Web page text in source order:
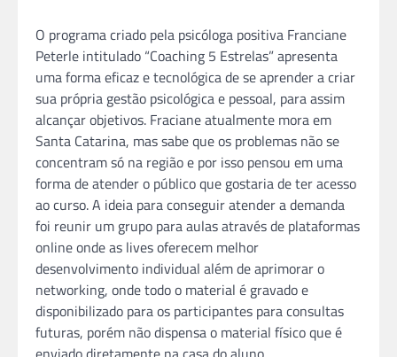
O programacriado pela psicóloga positiva Franciane
Peterle intitulado “Coaching 5 Estrelas” apresenta
uma forma eficaz e tecnológica de se aprender a criar
sua própria gestão psicológica e pessoal, para assim
alcançar objetivos. Fraciane atualmente mora em
Santa Catarina, mas sabe que os problemas nãose
concentram só na regiãoe por isso pensou em uma
forma de atendero público que gostaria de ter acesso
ao curso. A ideia para conseguir atender a demanda
foi reunir um grupo para aulas através de plataformas
online onde as lives oferecem melhor
desenvolvimento individual além de aprimoraro
networking, onde todoo material é gravado e
disponibilizado para os participantes para consultas
futuras, porém nãodispensao material físico que é